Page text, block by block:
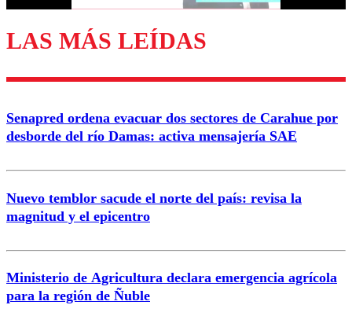
LAS MÁS LEÍDAS
Senapred ordena evacuar dos sectores de Carahue por
desborde del río Damas: activa mensajería SAE
Nuevo temblor sacude el norte del país: revisa la
magnitud y el epicentro
Ministerio de Agricultura declara emergencia agrícola
para la región de Ñuble